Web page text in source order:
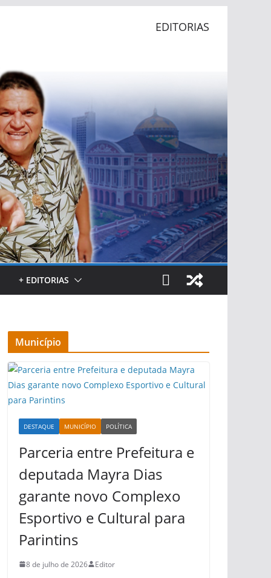
EDITORIAS
+ EDITORIAS
Município
DESTAQUE MUNICÍPIO POLÍTICA
Parceria entre Prefeitura e
deputada Mayra Dias
garante novo Complexo
Esportivo e Cultural para
Parintins
8 de julho de 2026 Editor